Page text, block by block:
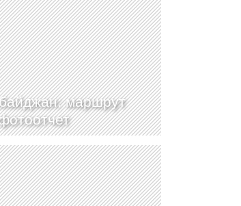
маршрут